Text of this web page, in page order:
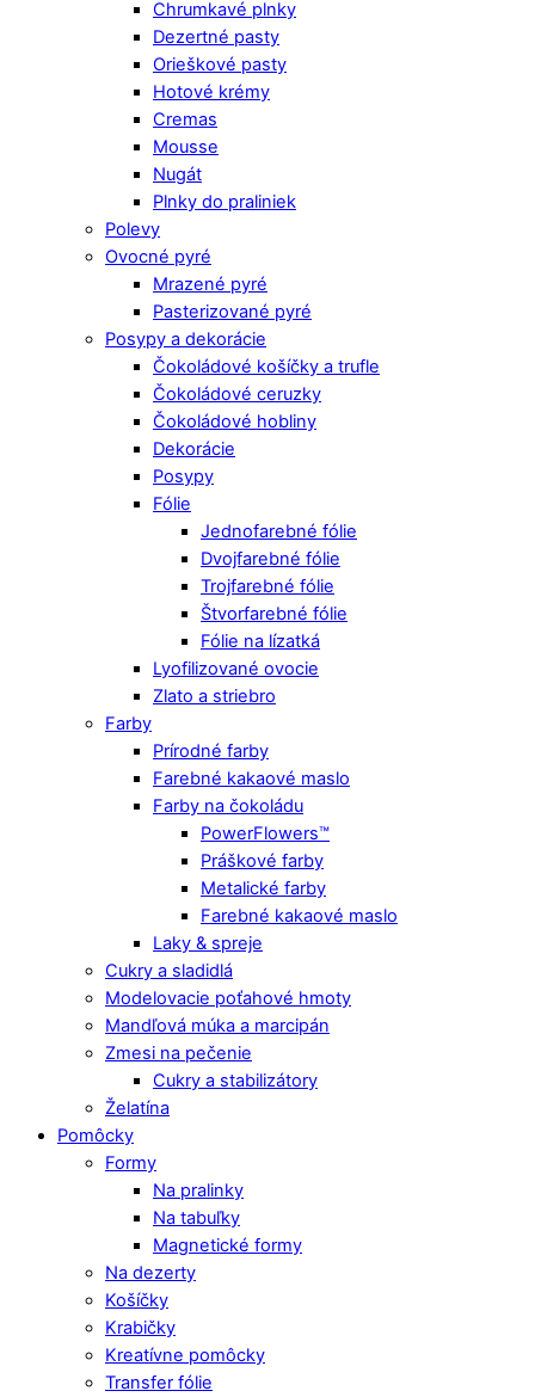
Chrumkavé plnky
Dezertné pasty
Orieškové pasty
Hotové krémy
Cremas
Mousse
Nugát
Plnky do praliniek
Polevy
Ovocné pyré
Mrazené pyré
Pasterizované pyré
Posypy a dekorácie
Čokoládové košíčky a trufle
Čokoládové ceruzky
Čokoládové hobliny
Dekorácie
Posypy
Fólie
Jednofarebné fólie
Dvojfarebné fólie
Trojfarebné fólie
Štvorfarebné fólie
Fólie na lízatká
Lyofilizované ovocie
Zlato a striebro
Farby
Prírodné farby
Farebné kakaové maslo
Farby na čokoládu
PowerFlowers™
Práškové farby
Metalické farby
Farebné kakaové maslo
Laky & spreje
Cukry a sladidlá
Modelovacie poťahové hmoty
Mandľová múka a marcipán
Zmesi na pečenie
Cukry a stabilizátory
Želatína
Pomôcky
Formy
Na pralinky
Na tabuľky
Magnetické formy
Na dezerty
Košíčky
Krabičky
Kreatívne pomôcky
Transfer fólie